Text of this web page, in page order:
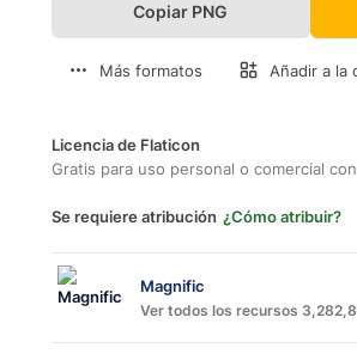
Copiar PNG
Más formatos Añadir a la
Licencia de Flaticon
Gratis para uso personal o comercial
Se requiere atribución ¿Cómo atribuir?
Magnific
Ver todos los recursos